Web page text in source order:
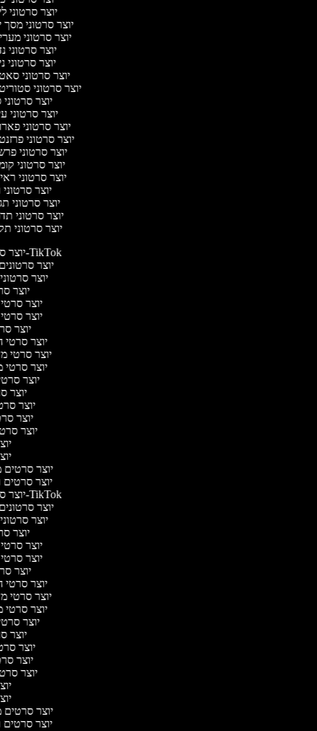
יוצר סרטוני
יוצר סרטוני מסך
יוצר סרטוני
יוצר סרטוני
יוצר סרטוני
יוצר סרטוני
יוצר סרטוני
יוצר
יוצר סרטוני
יוצר סרטוני
יוצר סרטוני
יוצר סרטוני
יוצר סרטוני
יוצר סרטוני
יוצר
יוצר סרטוני
יוצר סרטוני
יוצר סרטוני
יוצר סרטונים ל-TikTok
יוצר
יוצר
יוצר
יוצר סרטי
יוצר סרטי
יוצר
יוצר סרטי
יוצר סרטי
יוצר סרטי
יוצר
יוצר
יוצר
יוצר
יוצר
יוצר סרטים
יוצר סרטים
יוצר סרטונים ל-TikTok
יוצר
יוצר
יוצר
יוצר סרטי
יוצר סרטי
יוצר
יוצר סרטי
יוצר סרטי
יוצר סרטי
יוצר
יוצר
יוצר
יוצר
יוצר
יוצר סרטים
יוצר סרטים